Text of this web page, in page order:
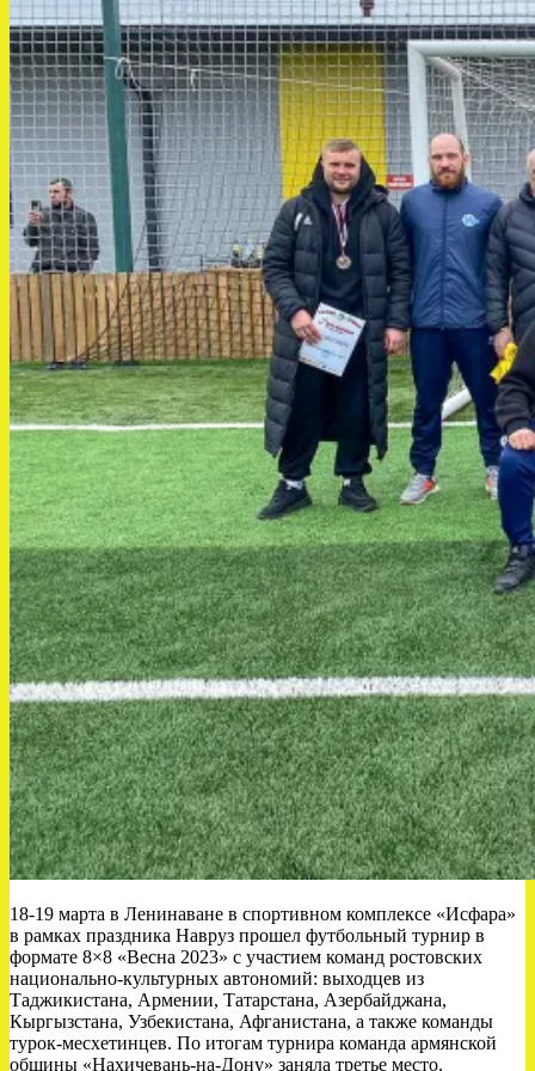
18-19 марта в Ленинаване в спортивном комплексе «Исфара»
в рамках праздника Навруз прошел футбольный турнир в
формате 8×8 «Весна 2023» с участием команд ростовских
национально-культурных автономий: выходцев из
Таджикистана, Армении, Татарстана, Азербайджана,
Кыргызстана, Узбекистана, Афганистана, а также команды
турок-месхетинцев. По итогам турнира команда армянской
общины «Нахичевань-на-Дону» заняла третье место.